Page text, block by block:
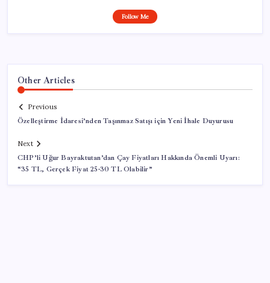
Follow Me
Other Articles
Previous
Özelleştirme İdaresi’nden Taşınmaz Satışı için Yeni İhale Duyurusu
Next
CHP’li Uğur Bayraktutan’dan Çay Fiyatları Hakkında Önemli Uyarı:
“35 TL, Gerçek Fiyat 25-30 TL Olabilir”